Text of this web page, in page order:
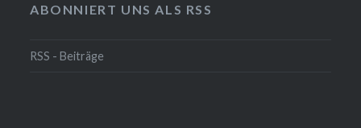
ABONNIERT UNS ALS RSS
RSS - Beiträge